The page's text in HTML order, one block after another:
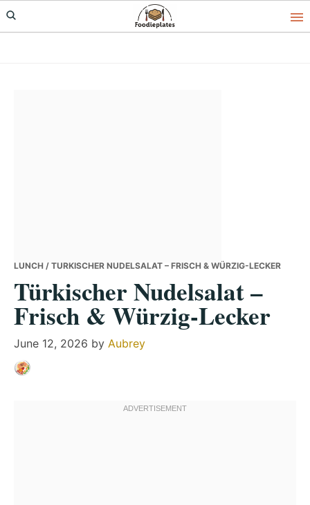
Skip
to
Skip
to
Skip
to
LUNCH / TÜRKISCHER NUDELSALAT – FRISCH & WÜRZIG-LECKER
Türkischer Nudelsalat –
Frisch & Würzig-Lecker
June 12, 2026 by Aubrey